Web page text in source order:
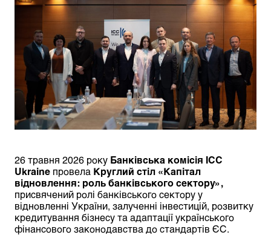
26 травня 2026 року Банківська комісія ICC
Ukraine провела Круглий стіл «Капітал
відновлення: роль банківського сектору»,
присвячений ролі банківського сектору у
відновленні України, залученні інвестицій, розвитку
кредитування бізнесу та адаптації українського
фінансового законодавства до стандартів ЄС.